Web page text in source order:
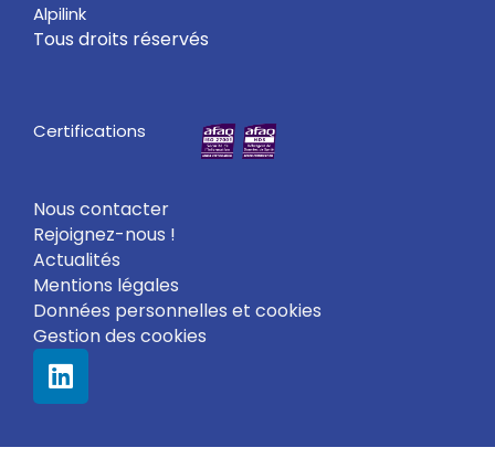
Alpilink
Tous droits réservés
Certifications
Nous contacter
Rejoignez-nous !
Actualités
Mentions légales
Données personnelles et cookies
Gestion des cookies